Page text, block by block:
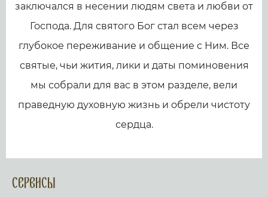
заключался в несении людям света и любви от
Господа. Для святого Бог стал всем через
глубокое переживание и общение с Ним. Все
святые, чьи жития, лики и даты поминовения
мы собрали для вас в этом разделе, вели
праведную духовную жизнь и обрели чистоту
сердца.
Сервисы